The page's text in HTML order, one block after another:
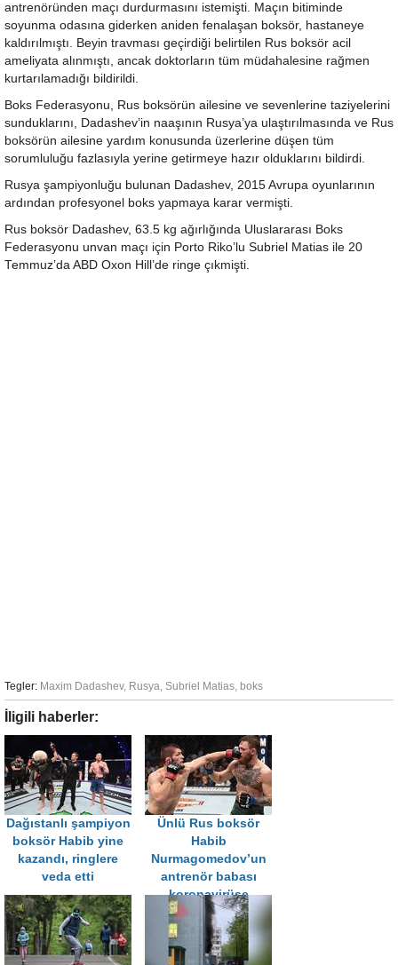
antrenöründen maçı durdurmasını istemişti. Maçın bitiminde
soyunma odasına giderken aniden fenalaşan boksör, hastaneye
kaldırılmıştı. Beyin travması geçirdiği belirtilen Rus boksör acil
ameliyata alınmıştı, ancak doktorların tüm müdahalesine rağmen
kurtarılamadığı bildirildi.
Boks Federasyonu, Rus boksörün ailesine ve sevenlerine taziyelerini
sunduklarını, Dadashev’in naaşının Rusya’ya ulaştırılmasında ve Rus
boksörün ailesine yardım konusunda üzerlerine düşen tüm
sorumluluğu fazlasıyla yerine getirmeye hazır olduklarını bildirdi.
Rusya şampiyonluğu bulunan Dadashev, 2015 Avrupa oyunlarının
ardından profesyonel boks yapmaya karar vermişti.
Rus boksör Dadashev, 63.5 kg ağırlığında Uluslararası Boks
Federasyonu unvan maçı için Porto Riko’lu Subriel Matias ile 20
Temmuz’da ABD Oxon Hill’de ringe çıkmişti.
Tegler: Maxim Dadashev, Rusya, Subriel Matias, boks
İligili haberler:
Dağıstanlı şampiyon
boksör Habib yine
kazandı, ringlere
veda etti
Ünlü Rus boksör
Habib
Nurmagomedov’un
antrenör babası
koronavirüse
yakalandı